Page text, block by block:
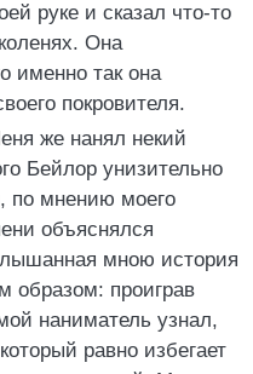
руке и сказал что-то
Она
именно так она
покровителя.
же нанял некий
Бейлор унизительно
по мнению моего
объяснялся
мною история
образом: проиграв
наниматель узнал,
равно избегает